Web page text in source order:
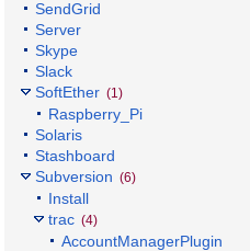
SendGrid
Server
Skype
Slack
SoftEther (1)
Raspberry_Pi
Solaris
Stashboard
Subversion (6)
Install
trac (4)
AccountManagerPlugin